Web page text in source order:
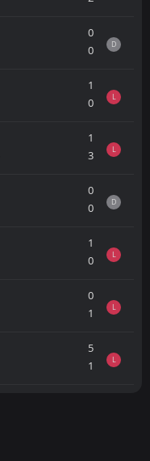
0
0
D
1
0
L
1
3
L
0
0
D
1
0
L
0
1
L
5
1
L